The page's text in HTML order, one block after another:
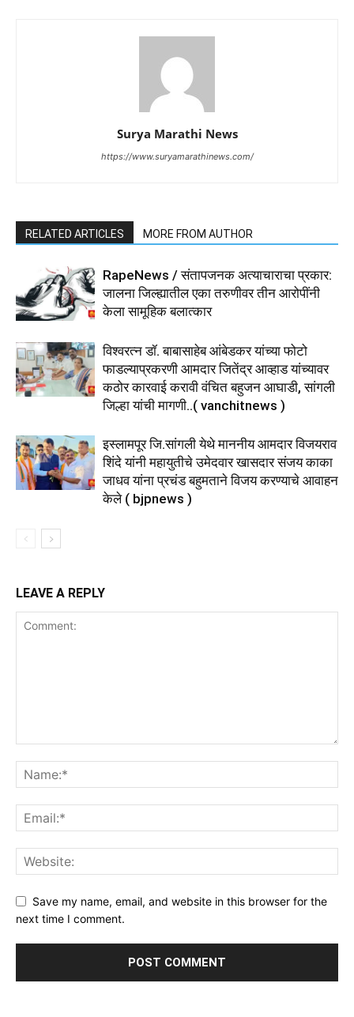
Surya Marathi News
https://www.suryamarathinews.com/
RELATED ARTICLES MORE FROM AUTHOR
RapeNews / संतापजनक अत्याचाराचा प्रकार:
जालना जिल्ह्यातील एका तरुणीवर तीन आरोपींनी
केला सामूहिक बलात्कार
विश्वरत्न डॉ. बाबासाहेब आंबेडकर यांच्या फोटो
फाडल्याप्रकरणी आमदार जितेंद्र आव्हाड यांच्यावर
कठोर कारवाई करावी वंचित बहुजन आघाडी, सांगली
जिल्हा यांची मागणी..( vanchitnews )
इस्लामपूर जि.सांगली येथे माननीय आमदार विजयराव
शिंदे यांनी महायुतीचे उमेदवार खासदार संजय काका
जाधव यांना प्रचंड बहुमताने विजय करण्याचे आवाहन
केले ( bjpnews )
LEAVE A REPLY
Save my name, email, and website in this browser for the
next time I comment.